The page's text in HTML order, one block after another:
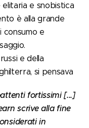
e snobistica
è alla grande
consumo e
e della
si pensava
fortissimi [...]
scrive alla fine
in